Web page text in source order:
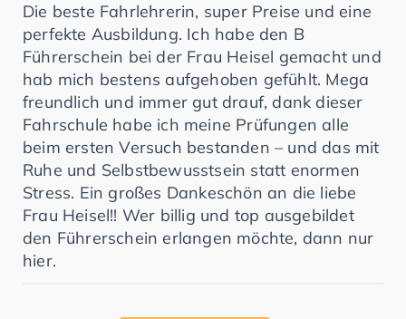
Die beste Fahrlehrerin, super Preise und eine
perfekte Ausbildung. Ich habe den B
Führerschein bei der Frau Heisel gemacht und
hab mich bestens aufgehoben gefühlt. Mega
freundlich und immer gut drauf, dank dieser
Fahrschule habe ich meine Prüfungen alle
beim ersten Versuch bestanden – und das mit
Ruhe und Selbstbewusstsein statt enormen
Stress. Ein großes Dankeschön an die liebe
Frau Heisel!! Wer billig und top ausgebildet
den Führerschein erlangen möchte, dann nur
hier.